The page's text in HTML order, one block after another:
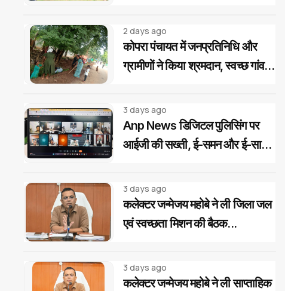
सुरक्षा का संकल्प
2 days ago
कोपरा पंचायत में जनप्रतिनिधि और
ग्रामीणों ने किया श्रमदान, स्वच्छ गांव
3 days ago
Anp News डिजिटल पुलिसिंग पर
आईजी की सख्ती, ई-समन और ई-साक्ष्य
3 days ago
कलेक्टर जन्मेजय महोबे ने ली जिला जल
एवं स्वच्छता मिशन की बैठक...
3 days ago
कलेक्टर जन्मेजय महोबे ने ली साप्ताहिक